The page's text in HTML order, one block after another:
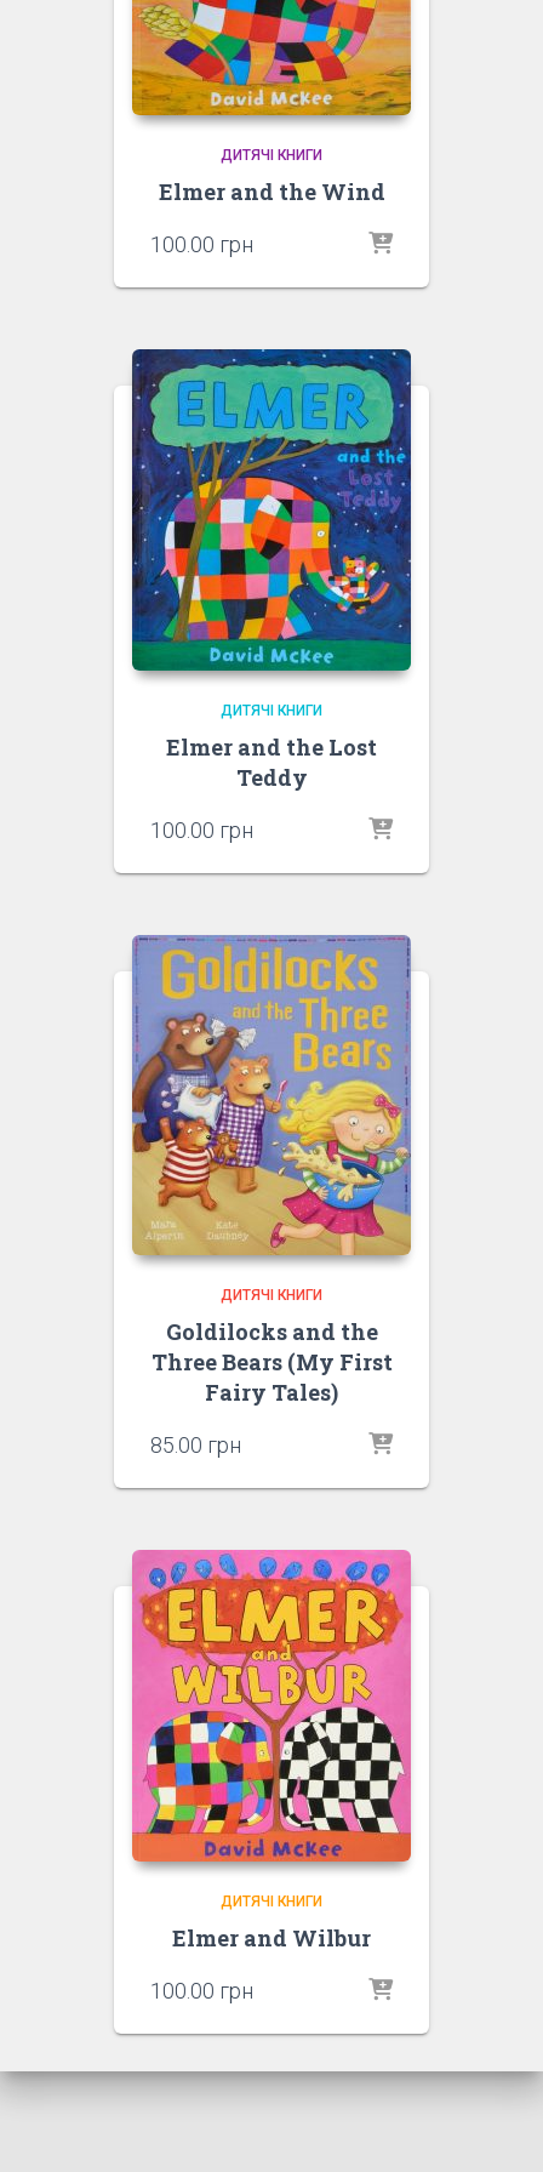
ДИТЯЧІ КНИГИ
Elmer and the Wind
100.00 грн
ДИТЯЧІ КНИГИ
Elmer and the Lost
Teddy
100.00 грн
ДИТЯЧІ КНИГИ
Goldilocks and the
Three Bears (My First
Fairy Tales)
85.00 грн
ДИТЯЧІ КНИГИ
Elmer and Wilbur
100.00 грн